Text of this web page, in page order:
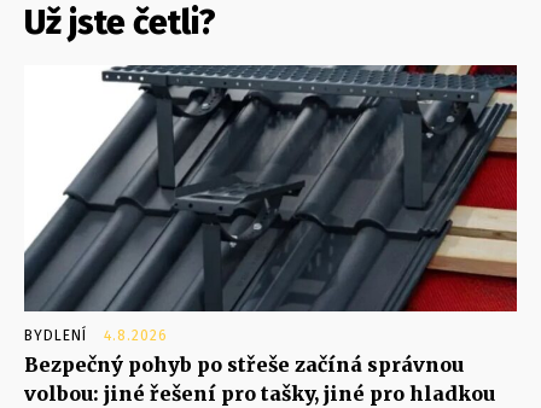
Už jste četli?
BYDLENÍ 4.8.2026
Bezpečný pohyb po střeše začíná správnou
volbou: jiné řešení pro tašky, jiné pro hladkou